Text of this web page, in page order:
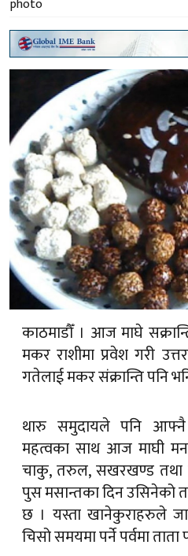
काठमाडौँ । आज माघे
मकर राशीमा प्रवेश गरी
गतेलाई मकर संक्रान्ति पनि
थारु समुदायले पनि
महत्वका साथ आज माघी
चाकु, तरुल, सखरखण्ड तथा
पुस मसान्तका दिन
छ । यस्ता खानेकुराहरुले
चिसो समयमा पर्ने पर्वमा